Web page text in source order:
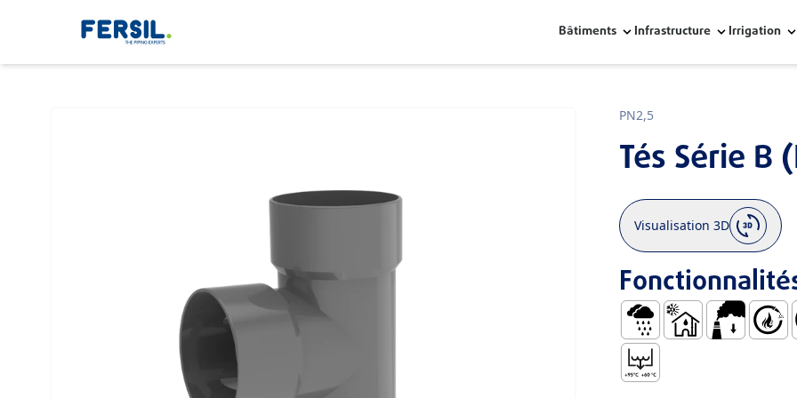
Bâtiments Infrastructure Irrigation
PN2,5
Tés Série B
Visualisation 3D
Eau de Pluie